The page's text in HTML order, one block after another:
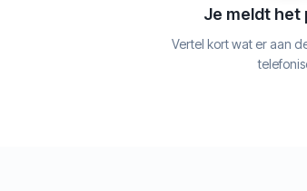
Je meldt het
Vertel kort wat er aan